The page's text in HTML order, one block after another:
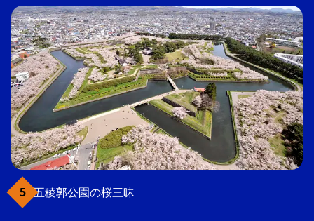
五稜郭公園の桜三昧